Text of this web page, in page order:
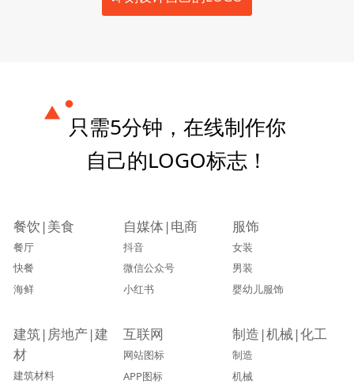
只需5分钟，在线制作你
自己的LOGO标志！
餐饮|美食
餐厅
快餐
海鲜
自媒体|电商
抖音
微信公众号
小红书
服饰
女装
男装
婴幼儿服饰
建筑|房地产|建
材
建筑材料
互联网
网站图标
APP图标
制造|机械|化工
制造
机械